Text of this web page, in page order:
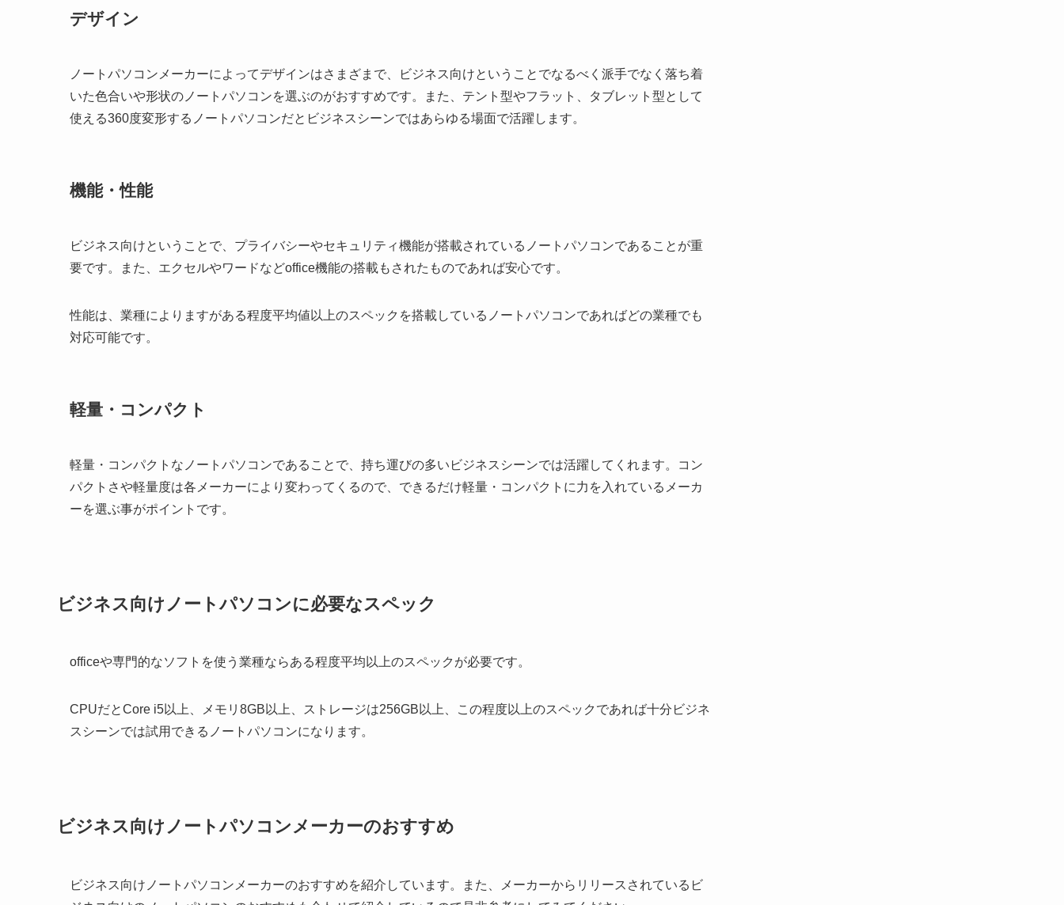
デザイン
ノートパソコンメーカーによってデザインはさまざまで、ビジネス向けということでなるべく派手でなく落ち着
いた色合いや形状のノートパソコンを選ぶのがおすすめです。また、テント型やフラット、タブレット型として
使える360度変形するノートパソコンだとビジネスシーンではあらゆる場面で活躍します。
機能・性能
ビジネス向けということで、プライバシーやセキュリティ機能が搭載されているノートパソコンであることが重
要です。また、エクセルやワードなどoffice機能の搭載もされたものであれば安心です。
性能は、業種によりますがある程度平均値以上のスペックを搭載しているノートパソコンであればどの業種でも
対応可能です。
軽量・コンパクト
軽量・コンパクトなノートパソコンであることで、持ち運びの多いビジネスシーンでは活躍してくれます。コン
パクトさや軽量度は各メーカーにより変わってくるので、できるだけ軽量・コンパクトに力を入れているメーカ
ーを選ぶ事がポイントです。
ビジネス向けノートパソコンに必要なスペック
officeや専門的なソフトを使う業種ならある程度平均以上のスペックが必要です。
CPUだとCore i5以上、メモリ8GB以上、ストレージは256GB以上、この程度以上のスペックであれば十分ビジネ
スシーンでは試用できるノートパソコンになります。
ビジネス向けノートパソコンメーカーのおすすめ
ビジネス向けノートパソコンメーカーのおすすめを紹介しています。また、メーカーからリリースされているビ